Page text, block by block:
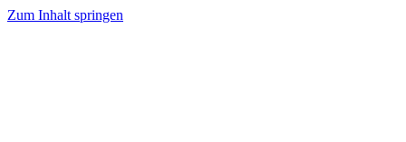
Zum Inhalt springen